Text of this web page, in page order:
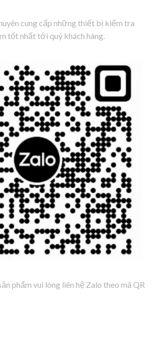
cung cấp những thiết bị kiểm tra
tốt nhất tới quý khách hàng.
phẩm vui lòng liên hệ Zalo theo mã QR